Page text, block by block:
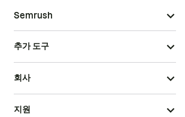
Semrush
추가 도구
회사
지원